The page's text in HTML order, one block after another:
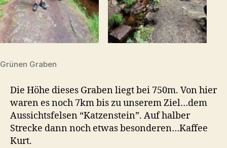
Grünen Graben
Die Höhe dieses Graben liegt bei 750m. Von hier
waren es noch 7km bis zu unserem Ziel…dem
Aussichtsfelsen “Katzenstein”. Auf halber
Strecke dann noch etwas besonderen…Kaffee
Kurt.